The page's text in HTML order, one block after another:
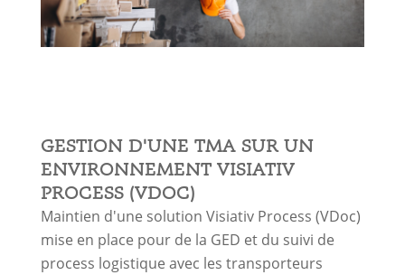
GESTION D'UNE TMA SUR UN
ENVIRONNEMENT VISIATIV
PROCESS (VDOC)
Maintien d'une solution Visiativ Process (VDoc)
mise en place pour de la GED et du suivi de
process logistique avec les transporteurs